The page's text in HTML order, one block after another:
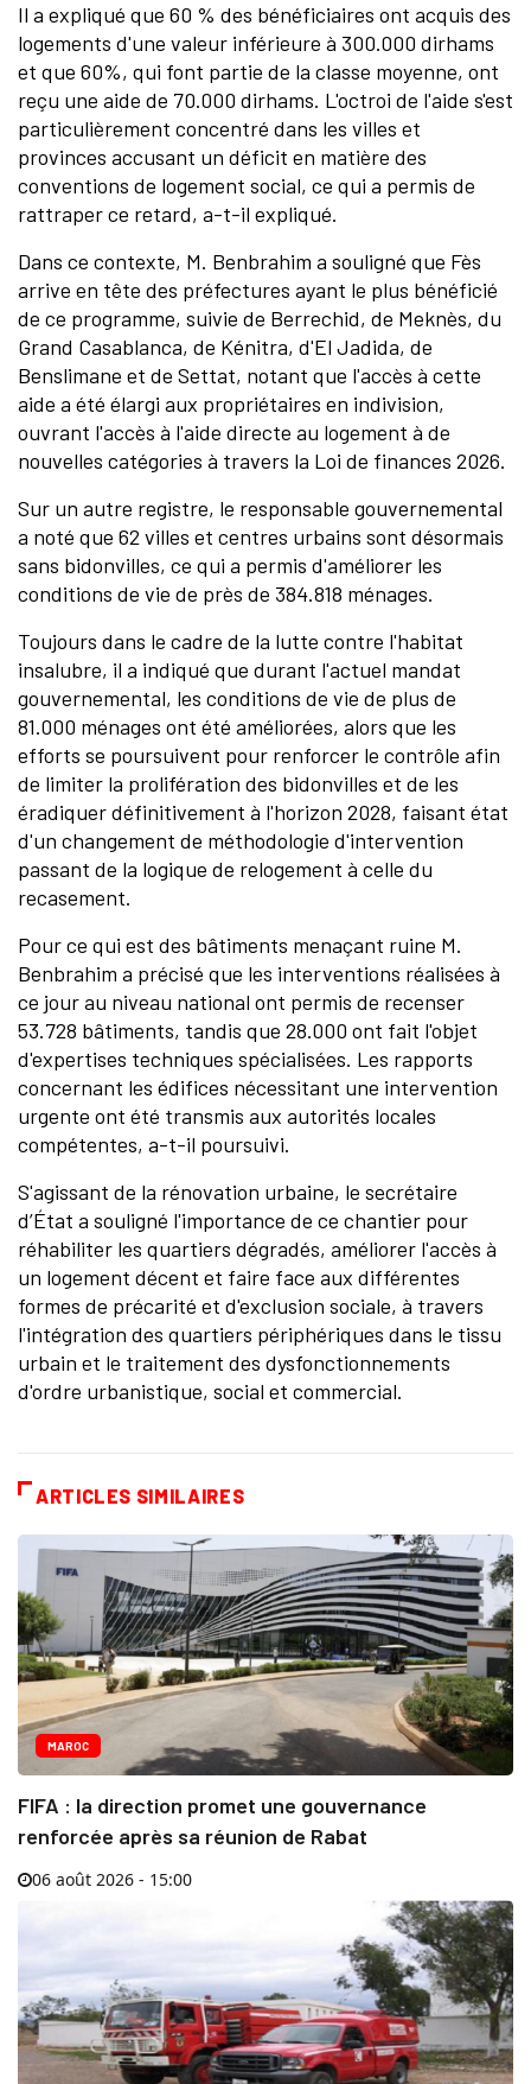
Il a expliqué que 60 % des bénéficiaires ont acquis des
logements d'une valeur inférieure à 300.000 dirhams
et que 60%, qui font partie de la classe moyenne, ont
reçu une aide de 70.000 dirhams. L'octroi de l'aide s'est
particulièrement concentré dans les villes et
provinces accusant un déficit en matière des
conventions de logement social, ce qui a permis de
rattraper ce retard, a-t-il expliqué.
Dans ce contexte, M. Benbrahim a souligné que Fès
arrive en tête des préfectures ayant le plus bénéficié
de ce programme, suivie de Berrechid, de Meknès, du
Grand Casablanca, de Kénitra, d'El Jadida, de
Benslimane et de Settat, notant que l'accès à cette
aide a été élargi aux propriétaires en indivision,
ouvrant l'accès à l'aide directe au logement à de
nouvelles catégories à travers la Loi de finances 2026.
Sur un autre registre, le responsable gouvernemental
a noté que 62 villes et centres urbains sont désormais
sans bidonvilles, ce qui a permis d'améliorer les
conditions de vie de près de 384.818 ménages.
Toujours dans le cadre de la lutte contre l'habitat
insalubre, il a indiqué que durant l'actuel mandat
gouvernemental, les conditions de vie de plus de
81.000 ménages ont été améliorées, alors que les
efforts se poursuivent pour renforcer le contrôle afin
de limiter la prolifération des bidonvilles et de les
éradiquer définitivement à l'horizon 2028, faisant état
d'un changement de méthodologie d'intervention
passant de la logique de relogement à celle du
recasement.
Pour ce qui est des bâtiments menaçant ruine M.
Benbrahim a précisé que les interventions réalisées à
ce jour au niveau national ont permis de recenser
53.728 bâtiments, tandis que 28.000 ont fait l'objet
d'expertises techniques spécialisées. Les rapports
concernant les édifices nécessitant une intervention
urgente ont été transmis aux autorités locales
compétentes, a-t-il poursuivi.
S'agissant de la rénovation urbaine, le secrétaire
d’État a souligné l'importance de ce chantier pour
réhabiliter les quartiers dégradés, améliorer l'accès à
un logement décent et faire face aux différentes
formes de précarité et d'exclusion sociale, à travers
l'intégration des quartiers périphériques dans le tissu
urbain et le traitement des dysfonctionnements
d'ordre urbanistique, social et commercial.
ARTICLES SIMILAIRES
MAROC
FIFA : la direction promet une gouvernance
renforcée après sa réunion de Rabat
06 août 2026 - 15:00